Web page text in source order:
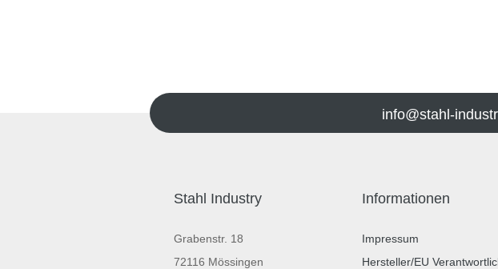
info@stahl-
Stahl Industry
Grabenstr. 18
72116 Mössingen
Informationen
Impressum
Hersteller/EU